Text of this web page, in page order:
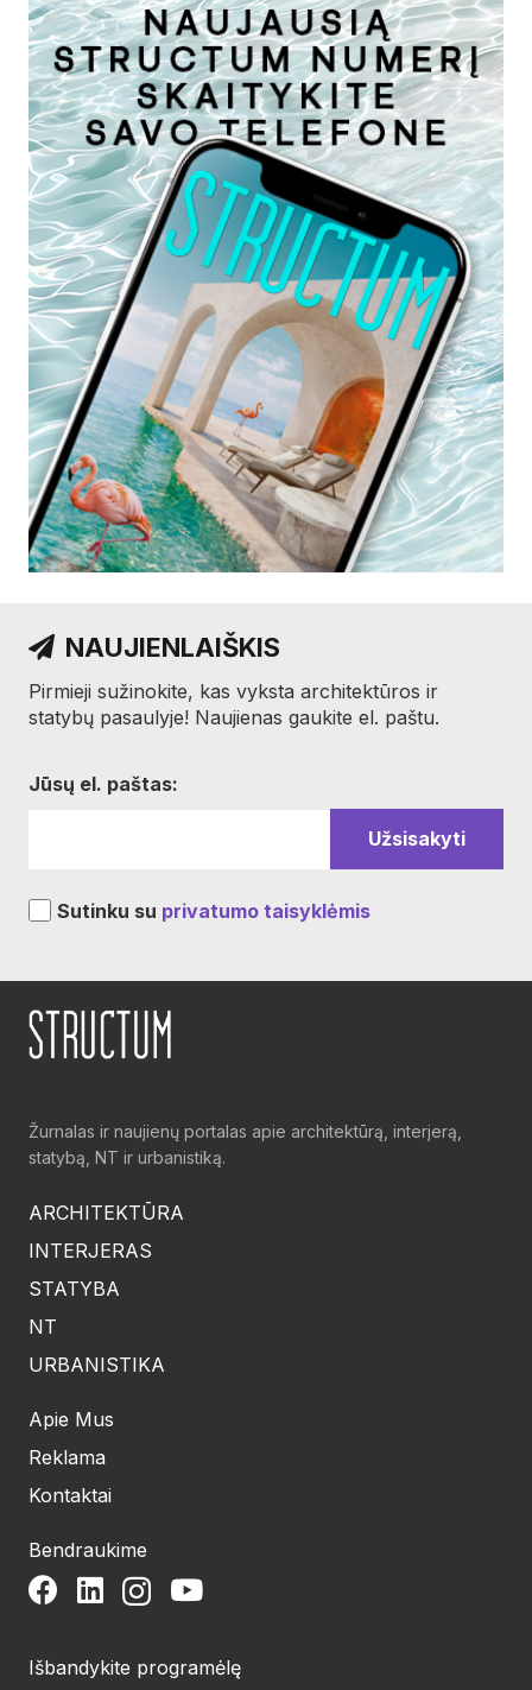
NAUJIENLAIŠKIS
Pirmieji sužinokite, kas vyksta architektūros ir
statybų pasaulyje! Naujienas gaukite el. paštu.
Jūsų el. paštas:
Sutinku su privatumo taisyklėmis
Žurnalas ir naujienų portalas apie architektūrą, interjerą,
statybą, NT ir urbanistiką.
ARCHITEKTŪRA
INTERJERAS
STATYBA
NT
URBANISTIKA
Apie Mus
Reklama
Kontaktai
Bendraukime
Išbandykite programėlę